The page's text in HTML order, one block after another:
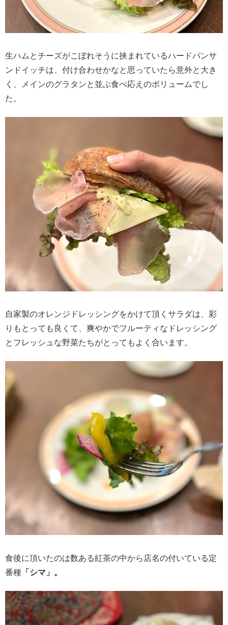
生ハムとチーズがこぼれそうに挟まれているハードパンサ
ンドイッチは、付け合わせかなと思っていたら意外と大き
く、メインのグラタンと並ぶ食べ応えのボリュームでし
た。
自家製のオレンジドレッシングをかけて頂くサラダは、彩
りもとっても良くて、爽やかでフルーティなドレッシング
とフレッシュな野菜たちがとってもよく合います。
食後に頂いたのは数ある紅茶の中から店名の付いている定
番種 「シマ」。